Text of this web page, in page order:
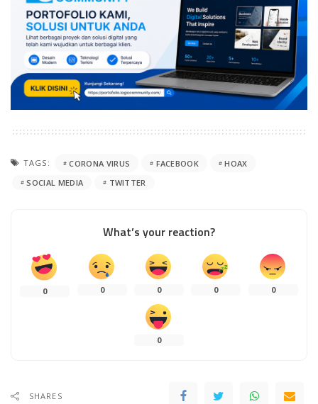
TAGS: CORONA VIRUS FACEBOOK
HOAX
SOCIAL MEDIA
TWITTER
What’s your reaction?
0 0 0 0 0
0
SHARES